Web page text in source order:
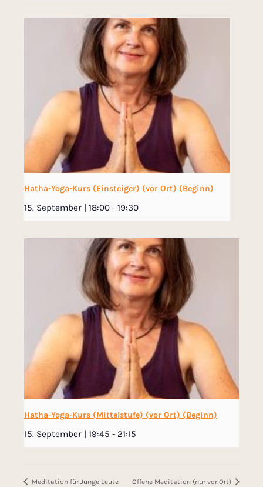
Hatha-Yoga-Kurs (Einsteiger) (vor Ort) (Beginn)
15. September | 18:00 - 19:30
Hatha-Yoga-Kurs (Mittelstufe) (vor Ort) (Beginn)
15. September | 19:45 - 21:15
Meditation für Junge Leute Offene Meditation (nur vor Ort)